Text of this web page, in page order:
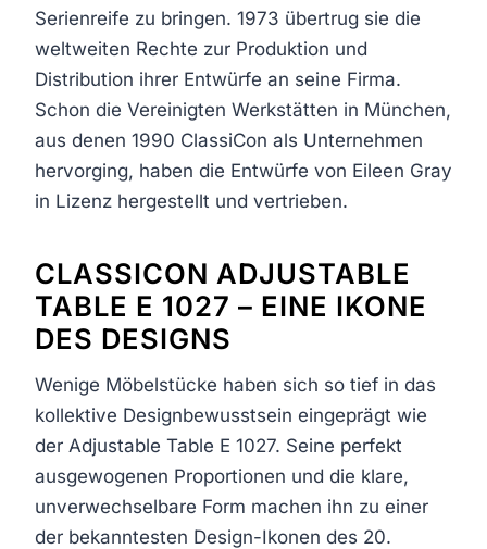
Serienreife zu bringen. 1973 übertrug sie die
weltweiten Rechte zur Produktion und
Distribution ihrer Entwürfe an seine Firma.
Schon die Vereinigten Werkstätten in München,
aus denen 1990 ClassiCon als Unternehmen
hervorging, haben die Entwürfe von Eileen Gray
in Lizenz hergestellt und vertrieben.
CLASSICON ADJUSTABLE
TABLE E 1027 – EINE IKONE
DES DESIGNS
Wenige Möbelstücke haben sich so tief in das
kollektive Designbewusstsein eingeprägt wie
der Adjustable Table E 1027. Seine perfekt
ausgewogenen Proportionen und die klare,
unverwechselbare Form machen ihn zu einer
der bekanntesten Design-Ikonen des 20.